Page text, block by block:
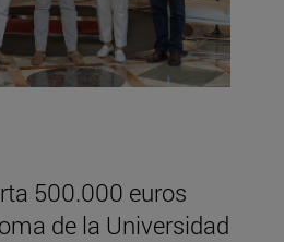
500.000 euros
de la Universidad